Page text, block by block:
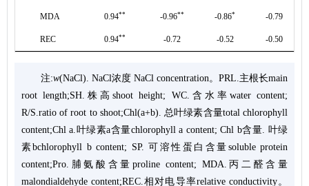
MDA 0.94** -0.96** -0.86* -0.79
REC 0.94** -0.72 -0.52 -0.50
注:w(NaCl). NaCl浓度 NaCl concentration。PRL.主根长main
root length;SH.株高shoot height; WC.含水率water content;
R/S.ratio of root to shoot;Chl(a+b). 总叶绿素含量total chlorophyll
content;Chl a.叶绿素a含量chlorophyll a content; Chl b含量. 叶绿
素bchlorophyll b content; SP. 可溶性蛋白含量soluble protein
content;Pro.脯氨酸含量proline content; MDA.丙二醛含量
malondialdehyde content;REC.相对电导率relative conductivity。